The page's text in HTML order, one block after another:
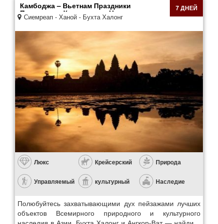
Камбоджа – Вьетнам Праздники
Памятников Культурного Наследия
Сиемреап - Ханой - Бухта Халонг
7 ДНЕЙ
Люкс Крейсерский Природа
Управляемый культурный Наследие
Полюбуйтесь захватывающими дух пейзажами лучших
объектов Всемирного природного и культурного